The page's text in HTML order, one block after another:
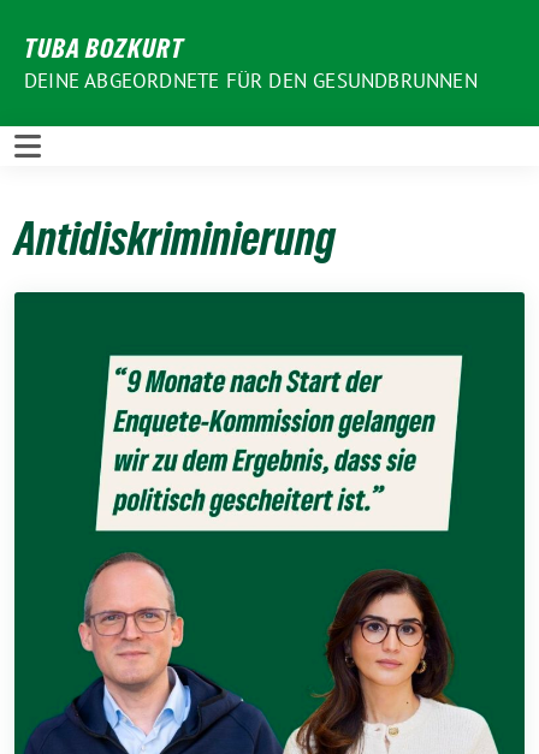
zum
Inhalt
TUBA BOZKURT
DEINE ABGEORDNETE FÜR DEN GESUNDBRUNNEN
Antidiskriminierung